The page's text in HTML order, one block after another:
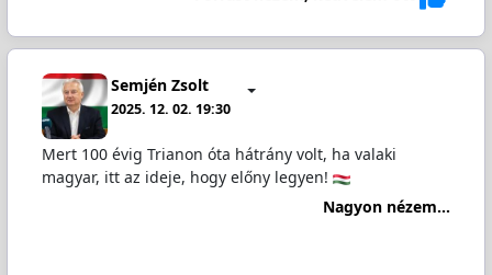
Semjén Zsolt
2025. 12. 02. 19:30
Mert 100 évig Trianon óta hátrány volt, ha valaki
magyar, itt az ideje, hogy előny legyen!
Nagyon nézem...